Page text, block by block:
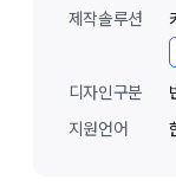
제작솔루션
디자인구분
지원언어